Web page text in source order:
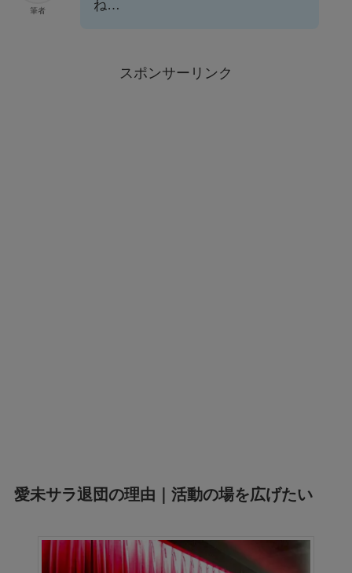
筆者
ね…
スポンサーリンク
愛未サラ退団の理由｜活動の場を広げたい